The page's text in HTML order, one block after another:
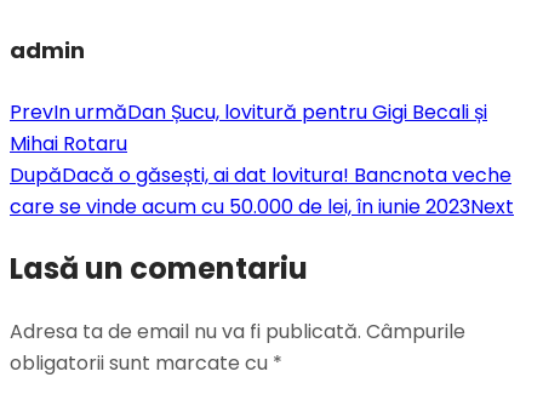
admin
PrevIn urmăDan Șucu, lovitură pentru Gigi Becali și
Mihai Rotaru
DupăDacă o găsești, ai dat lovitura! Bancnota veche
care se vinde acum cu 50.000 de lei, în iunie 2023Next
Lasă un comentariu
Adresa ta de email nu va fi publicată. Câmpurile
obligatorii sunt marcate cu *